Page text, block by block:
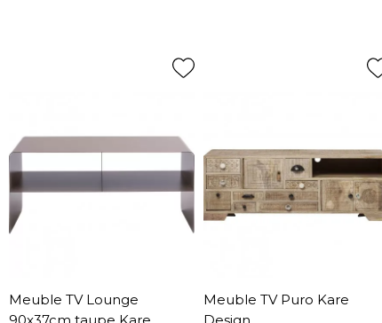
Meuble TV Lounge
Meuble TV Puro Kare